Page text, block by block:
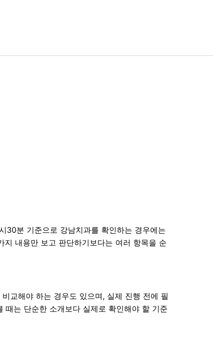
30분 기준으로 강남치과를 확인하는 경우에는
내용만 보고 판단하기보다는 여러 항목을 순
교해야 하는 경우도 있으며, 실제 진행 전에 필
는 단순한 소개보다 실제로 확인해야 할 기준